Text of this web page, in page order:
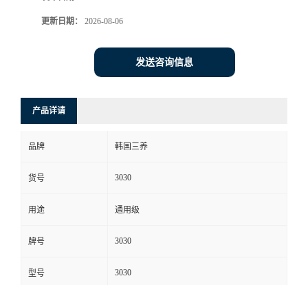
更新日期： 2026-08-06
发送咨询信息
产品详请
品牌 韩国三养
货号 3030
用途 通用级
牌号 3030
型号 3030